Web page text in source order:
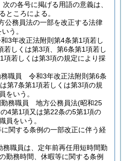
の各号に掲げる用語の意義は、
ところによる。
務員法の一部を改正する法律
いう。
3年改正法附則第4条第1項若し
若しくは第3項、第6条第1項若し
項若しくは第3項の規定により採
務職員 令和3年改正法附則第6条
第7条第1項若しくは第3項の規
をいう。
勤務職員 地方公務員法(昭和25
4第1項又は第22条の5第1項の
員をいう。
関する条例の一部改正に伴う経
務職員は、定年前再任用短時間勤
勤務時間、休暇等に関する条例